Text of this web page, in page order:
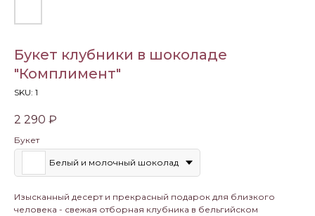
Букет клубники в шоколаде
"Комплимент"
SKU: 1
2 290 ₽
Букет
Белый и молочный шоколад
Изысканный десерт и прекрасный подарок для близкого
человека - свежая отборная клубника в бельгийском